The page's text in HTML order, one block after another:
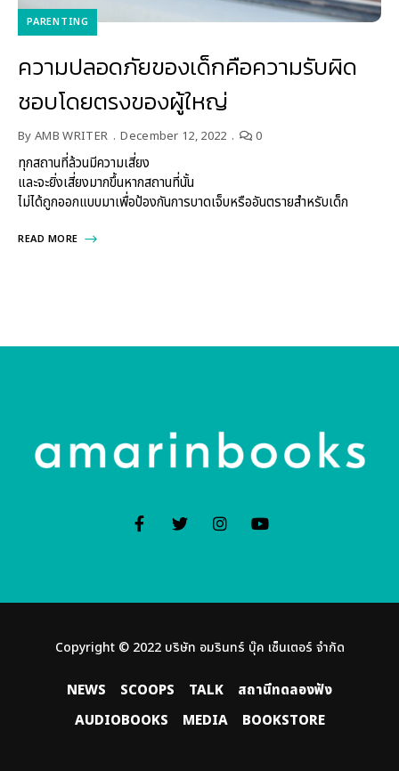
PARENTING
ความปลอดภัยของเด็กคือความรับผิด
ชอบโดยตรงของผู้ใหญ่
By AMB WRITER December 12, 2022 0
ทุกสถานที่ล้วนมีความเสี่ยง
และจะยิ่งเสี่ยงมากขึ้นหากสถานที่นั้น
ไม่ได้ถูกออกแบบมาเพื่อป้องกันการบาดเจ็บหรืออันตรายสำหรับเด็ก
READ MORE
NEWS SCOOPS TALK
สถานีทดลองฟัง
AUDIOBOOKS
MEDIA BOOKSTORE
Copyright © 2022 บริษัท อมรินทร์ บุ๊ค เซ็นเตอร์ จํากัด